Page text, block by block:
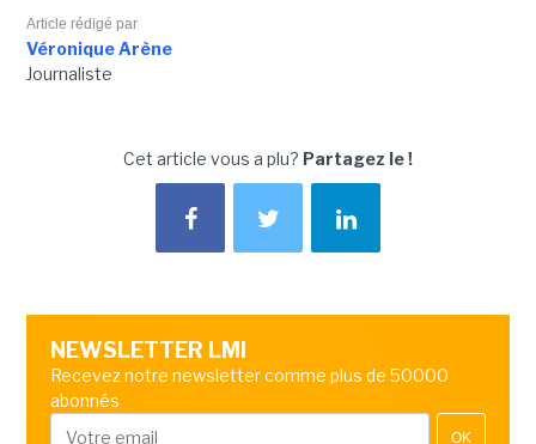
Article rédigé par
Véronique Arène
Journaliste
Cet article vous a plu? Partagez le !
NEWSLETTER LMI
Recevez notre newsletter comme plus de 50000
abonnés
OK